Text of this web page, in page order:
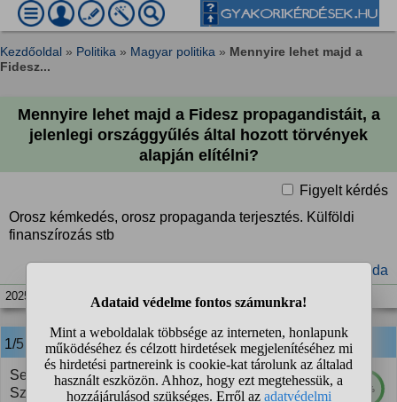
Kezdőoldal » Politika » Magyar politika » Mennyire lehet majd a
Fidesz...
Mennyire lehet majd a Fidesz propagandistáit, a
jelenlegi országgyűlés által hozott törvények
alapján elítélni?
Figyelt kérdés
Orosz kémkedés, orosz propaganda terjesztés. Külföldi
finanszírozás stb
#propaganda
2025. máj. 21. 07:03
1/5 anonim válasza:
66%
Semennyire, mert annak a fideszes vezetésű
Szuverenitásvédelmi Hivatalnak kellene